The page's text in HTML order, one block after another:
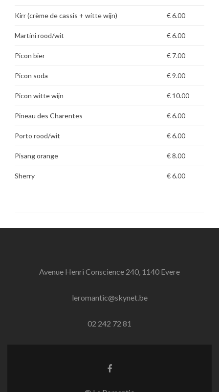
Kirr (crème de cassis + witte wijn) € 6.00
Martini rood/wit € 6.00
Picon bier € 7.00
Picon soda € 9.00
Picon witte wijn € 10.00
Pineau des Charentes € 6.00
Porto rood/wit € 6.00
Pisang orange € 8.00
Sherry € 6.00
Avenue Henri Conscience 240, 1140 Evere
leromantic@skynet.be
02 242 72 81
Facebook